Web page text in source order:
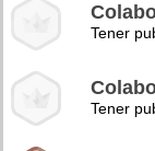
Tener
Tener